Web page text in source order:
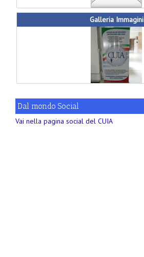
Galleria Immagini
Dal mondo Social
Vai nella pagina social del CUIA